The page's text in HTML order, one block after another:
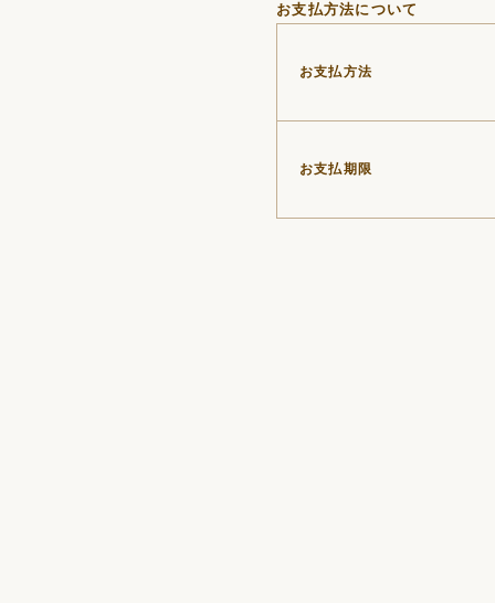
お支払方法について
お支払方法
お支払期限